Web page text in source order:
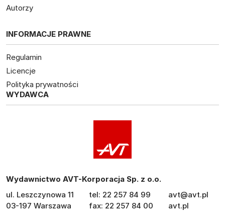
Autorzy
INFORMACJE PRAWNE
Regulamin
Licencje
Polityka prywatności
WYDAWCA
Wydawnictwo AVT-Korporacja Sp. z o.o.
ul. Leszczynowa 11
03-197 Warszawa
tel: 22 257 84 99
fax: 22 257 84 00
avt@avt.pl
avt.pl